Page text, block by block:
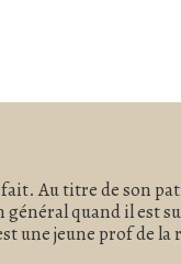
Au titre de son
quand il est
une jeune prof de la